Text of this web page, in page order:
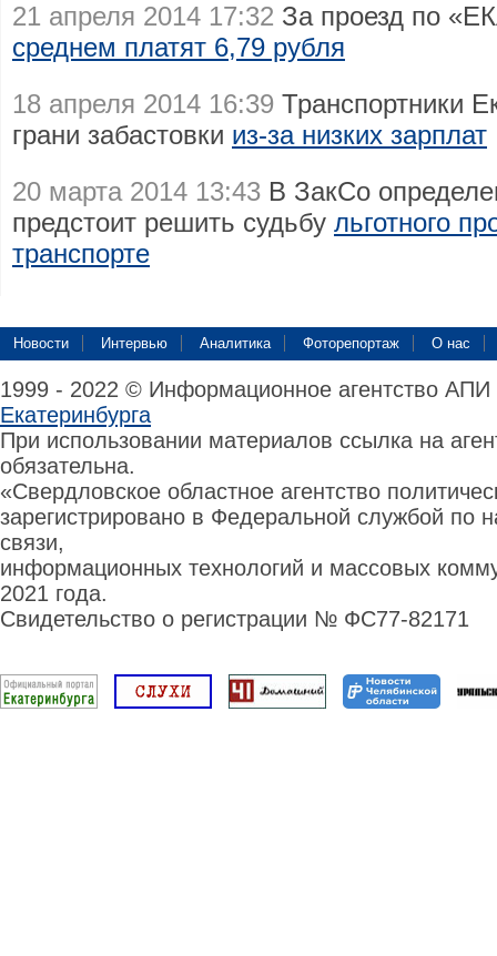
21 апреля 2014 17:32 За проезд по
среднем платят 6,79 рубля
18 апреля 2014 16:39 Транспортники
грани забастовки из-за низких зарплат
20 марта 2014 13:43 В ЗакСо
предстоит решить судьбу льготного
транспорте
Новости Интервью Аналитика Фоторепортаж О нас
1999 - 2022 © Информационное агентство
Екатеринбурга
При использовании материалов ссылка на
обязательна.
«Свердловское областное агентство
зарегистрировано в Федеральной службой по
связи,
информационных технологий и массовых
2021 года.
Свидетельство о регистрации № ФС77-82171